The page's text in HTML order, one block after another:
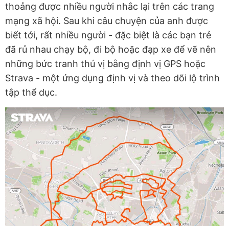
thoảng được nhiều người nhắc lại trên các trang
mạng xã hội. Sau khi câu chuyện của anh được
biết tới, rất nhiều người - đặc biệt là các bạn trẻ
đã rủ nhau chạy bộ, đi bộ hoặc đạp xe để vẽ nên
những bức tranh thú vị bằng định vị GPS hoặc
Strava - một ứng dụng định vị và theo dõi lộ trình
tập thể dục.